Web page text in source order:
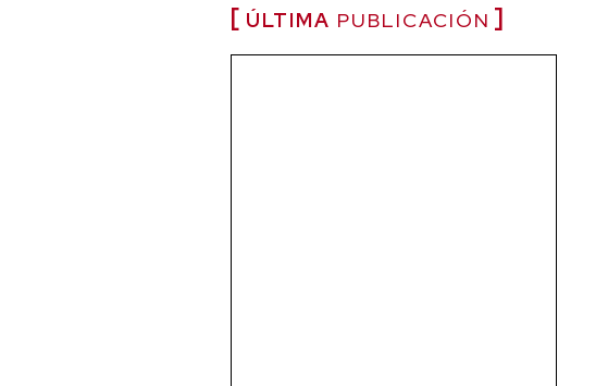
ÚLTIMA PUBLICACIÓN